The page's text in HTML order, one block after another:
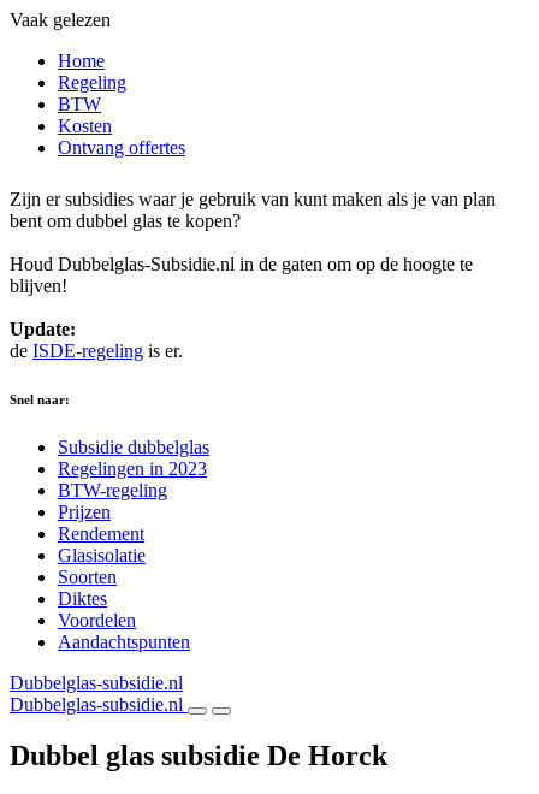
Vaak gelezen
Home
Regeling
BTW
Kosten
Ontvang offertes
Zijn er subsidies waar je gebruik van kunt maken als je van plan
bent om dubbel glas te kopen?
Houd Dubbelglas-Subsidie.nl in de gaten om op de hoogte te
blijven!
Update:
de ISDE-regeling is er.
Snel naar:
Subsidie dubbelglas
Regelingen in 2023
BTW-regeling
Prijzen
Rendement
Glasisolatie
Soorten
Diktes
Voordelen
Aandachtspunten
Dubbelglas-subsidie.nl
Dubbelglas-subsidie.nl
Dubbel glas subsidie De Horck